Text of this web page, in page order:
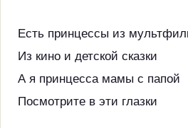
Есть принцессы из
Из кино и детской сказки
А я принцесса мамы с папой
Посмотрите в эти глазки